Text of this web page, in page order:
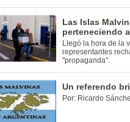
Las Islas
perteneciendo
Llegó la hora de la
representantes
"propaganda".
Un referendo
Por: Ricardo